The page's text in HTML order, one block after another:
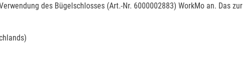
des Bügelschlosses (Art.-Nr. 6000002883) WorkMo an. Das